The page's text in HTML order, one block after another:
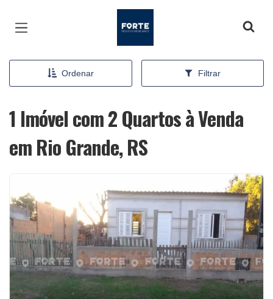
Ordenar Filtrar
1 Imóvel com 2 Quartos à Venda
em Rio Grande, RS